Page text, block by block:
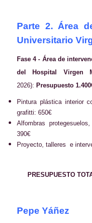
Parte 2. Área
Universitario
Fase 4 - Área de
del Hospital Virgen
2026): Presupuesto
Pintura plástica interior
grafitti: 650€
Alfombras
390€
Proyecto, talleres e
PRESUPUESTO
Pepe Yáñez